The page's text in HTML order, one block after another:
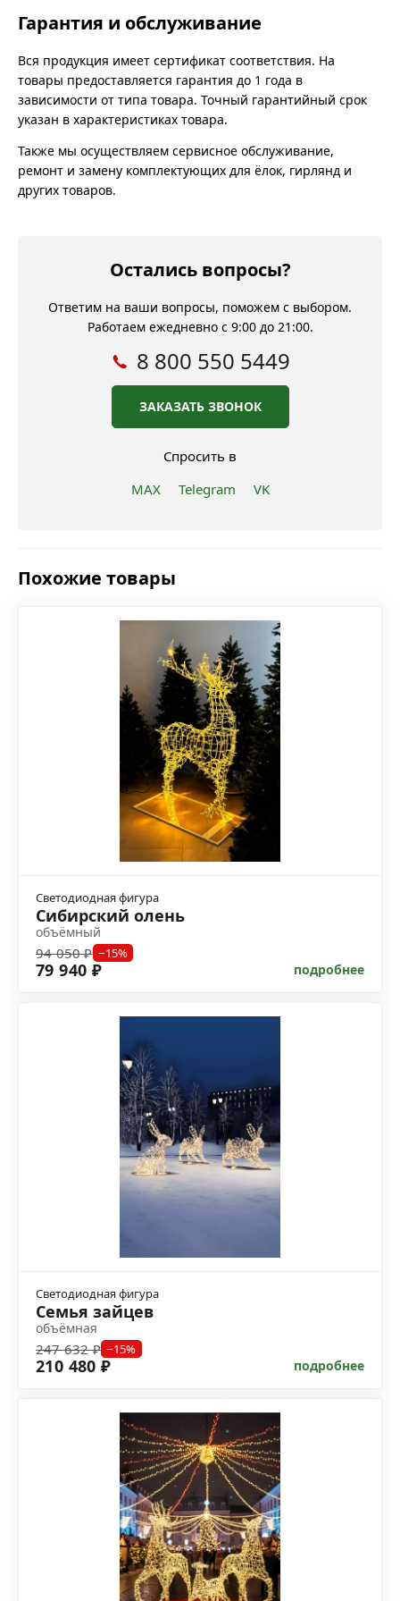
Гарантия и обслуживание
Вся продукция имеет сертификат соответствия. На
товары предоставляется гарантия до 1 года в
зависимости от типа товара. Точный гарантийный срок
указан в характеристиках товара.
Также мы осуществляем сервисное обслуживание,
ремонт и замену комплектующих для ёлок, гирлянд и
других товаров.
Остались вопросы?
Ответим на ваши вопросы, поможем с выбором.
Работаем ежедневно с 9:00 до 21:00.
8 800 550 5449
ЗАКАЗАТЬ ЗВОНОК
Спросить в
MAX
Telegram VK
Похожие товары
Светодиодная фигура
Сибирский олень
объёмный
94 050 ₽ −15%
79 940 ₽ подробнее
Светодиодная фигура
Семья зайцев
объёмная
247 632 ₽ −15%
210 480 ₽ подробнее